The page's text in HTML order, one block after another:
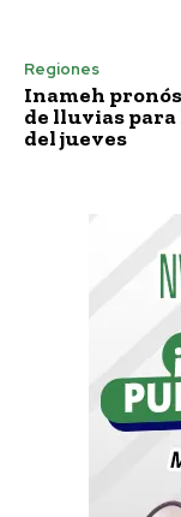
Regiones
Inameh
de lluvias para
del jueves